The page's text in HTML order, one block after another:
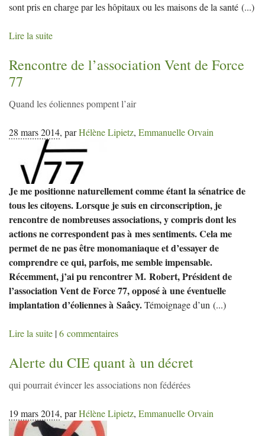
sont pris en charge par les hôpitaux ou les maisons de la santé (...)
Lire la suite
Rencontre de l’association Vent de Force
77
Quand les éoliennes pompent l’air
28 mars 2014, parHélène Lipietz, Emmanuelle Orvain
Je me positionne naturellement comme étant la sénatrice de
tous les citoyens. Lorsque je suis en circonscription, je
rencontre de nombreuses associations, y compris dont les
actions ne correspondent pas à mes sentiments. Cela me
permet de ne pas être monomaniaque et d’essayer de
comprendre ce qui, parfois, me semble impensable.
Récemment, j’ai pu rencontrer M. Robert, Président de
l’association Vent de Force 77, opposé à une éventuelle
implantation d’éoliennes à Saâcy.Témoignage d’un (...)
Lire la suite |6 commentaires
Alerte duCIEquant à un décret
qui pourrait évincer les associations non fédérées
19 mars 2014, parHélène Lipietz, Emmanuelle Orvain